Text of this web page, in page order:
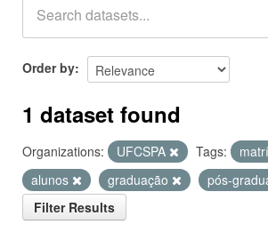
Groups
About
Order by
1 dataset found
Organizations: UFCSPA Tags:
alunos
graduação
pós-
Filter Results